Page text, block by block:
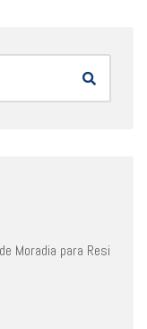
Moradia para Resi